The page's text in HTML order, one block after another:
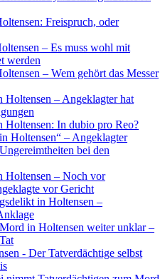
Freispruch, oder
– Es muss wohl mit
werden
– Wem gehört das Messer
Holtensen – Angeklagter hat
Holtensen: In dubio pro Reo?
Holtensen“ – Angeklagter
bei den
Holtensen – Noch vor
vor Gericht
in Holtensen –
in Holtensen weiter unklar –
- Der Tatverdächtige selbst